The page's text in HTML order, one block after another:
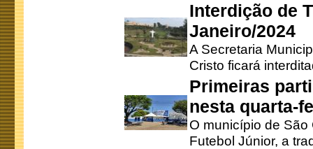
Interdição de
Janeiro/2024
A Secretaria
Cristo ficará
Primeiras
nesta quarta-
O município de
Futebol Júnior, a